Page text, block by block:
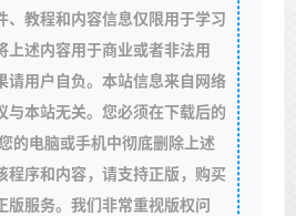
、教程和内容信息仅限用于学习
上述内容用于商业或者非法用
请用户自负。本站信息来自网络
与本站无关。您必须在下载后的
的电脑或手机中彻底删除上述
程序和内容，请支持正版，购买
版服务。我们非常重视版权问